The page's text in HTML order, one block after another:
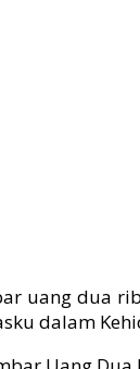
uang dua
dalam